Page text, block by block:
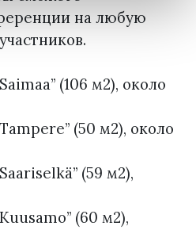
на любую
(106 м2), около
(50 м2), около
(59 м2),
(60 м2),